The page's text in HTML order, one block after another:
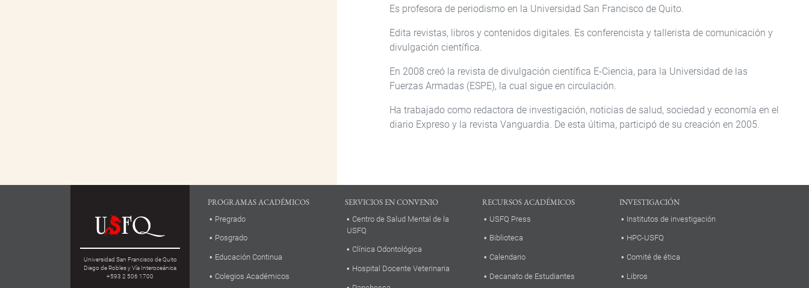
Es profesora de periodismo en la Universidad San Francisco de Quito.
Edita revistas, libros y contenidos digitales. Es conferencista y tallerista de comunicación y
divulgación científica.
En 2008 creó la revista de divulgación científica E-Ciencia, para la Universidad de las
Fuerzas Armadas (ESPE), la cual sigue en circulación.
Ha trabajado como redactora de investigación, noticias de salud, sociedad y economía en el
diario Expreso y la revista Vanguardia. De esta última, participó de su creación en 2005.
Universidad San Francisco de Quito
Diego de Robles y Vía Interoceánica
+593 2 506 1700
PROGRAMAS ACADÉMICOS
Pregrado
Posgrado
Educación Continua
Colegios Académicos
SERVICIOS EN CONVENIO
Centro de Salud Mental de la
USFQ
Clínica Odontológica
Hospital Docente Veterinaria
RECURSOS ACADÉMICOS
USFQ Press
Biblioteca
Calendario
Decanato de Estudiantes
INVESTIGACIÓN
Institutos de investigación
HPC-USFQ
Comité de ética
Libros